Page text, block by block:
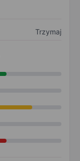
Trzymaj